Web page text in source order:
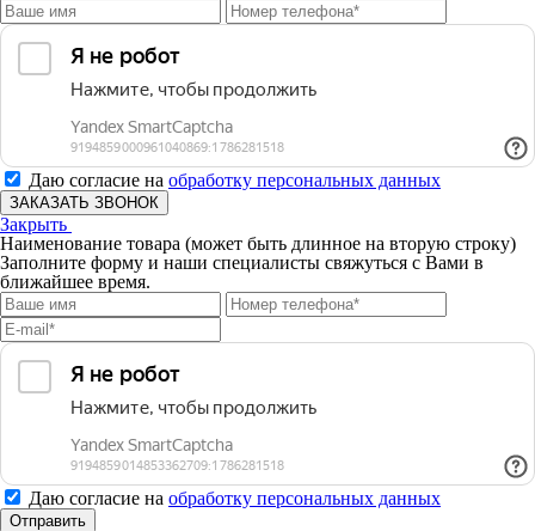
Даю согласие на обработку персональных данных
ЗАКАЗАТЬ ЗВОНОК
Закрыть
Наименование товара (может быть длинное на вторую строку)
Заполните форму и наши специалисты свяжуться с Вами в
ближайшее время.
Даю согласие на обработку персональных данных
Отправить